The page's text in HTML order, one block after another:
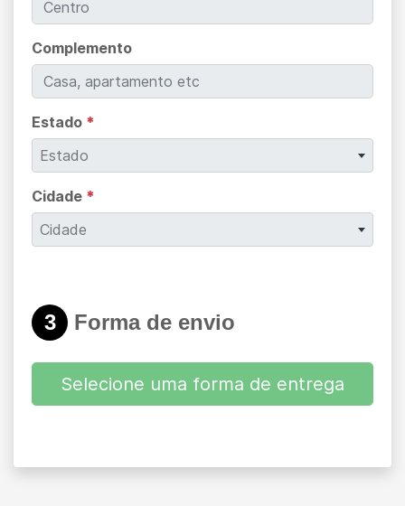
Complemento
Estado *
Estado
Cidade *
Cidade
3 Forma de envio
Selecione uma forma de entrega